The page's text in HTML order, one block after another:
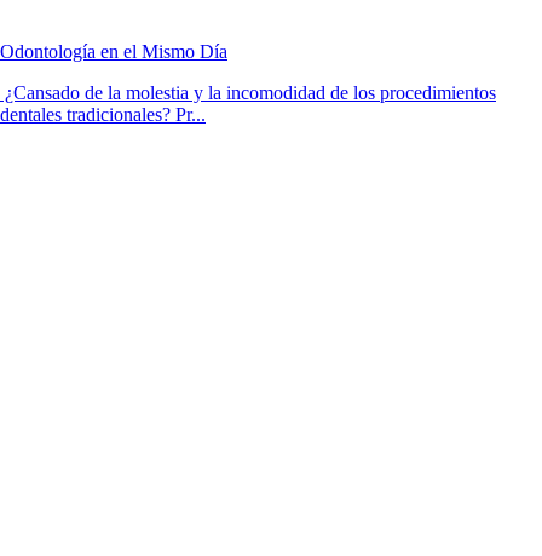
Odontología en el Mismo Día
¿Cansado de la molestia y la incomodidad de los procedimientos
dentales tradicionales? Pr...